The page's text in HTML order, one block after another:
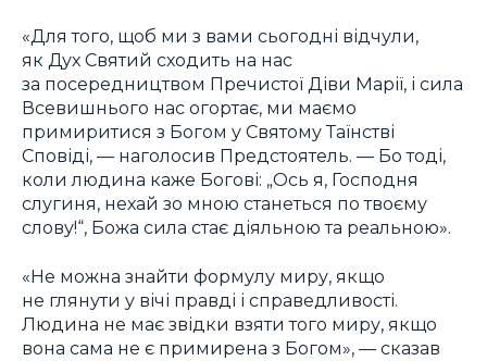
«Для того, щоб ми з вами сьогодні відчули,
як Дух Святий сходить на нас
за посередництвом Пречистої Діви Марії, і сила
Всевишнього нас огортає, ми маємо
примиритися з Богом у Святому Таїнстві
Сповіді, — наголосив Предстоятель. — Бо тоді,
коли людина каже Богові: „Ось я, Господня
слугиня, нехай зо мною станеться по твоєму
слову!“, Божа сила стає діяльною та реальною».
«Не можна знайти формулу миру, якщо
не глянути у вічі правді і справедливості.
Людина не має звідки взяти того миру, якщо
вона сама не є примирена з Богом», — сказав